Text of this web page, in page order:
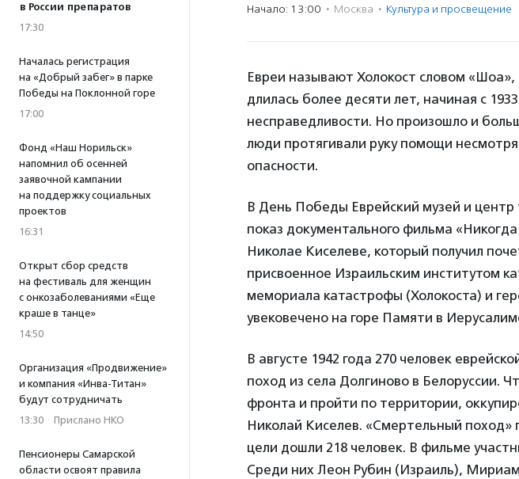
в России препаратов
17:30
Началась регистрация
на «Добрый забег» в парке
Победы на Поклонной горе
17:00
Фонд «Наш Норильск»
напомнил об осенней
заявочной кампании
на поддержку социальных
проектов
16:31
Открыт сбор средств
на фестиваль для женщин
с онкозаболеваниями «Еще
краше в танце»
14:50
Организация «Продвижение»
и компания «Инва-Титан»
будут сотрудничать
13:30 · Прислано НКО
Пенсионеры Самарской
области освоят правила
Начало: 13:00 · Москва · Культура и просвещение
Евреи называют Холокост словом
длилась более десяти лет, начиная с
несправедливости. Но произошло и
люди протягивали руку помощи
опасности.
В День Победы Еврейский музей и
показ документального фильма
Николае Киселеве, который получил
присвоенное Израильским институтом
мемориала катастрофы (Холокоста) и
увековечено на горе Памяти в
В августе 1942 года 270 человек
поход из села Долгиново в Белоруссии.
фронта и пройти по территории,
Николай Киселев. «Смертельный
цели дошли 218 человек. В фильме
Среди них Леон Рубин (Израиль),